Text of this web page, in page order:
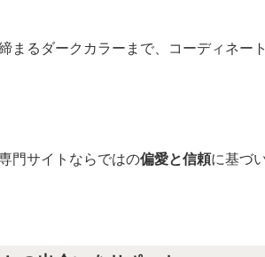
まるダークカラーまで、コーディネー
門サイトならではの偏愛と信頼に基づ